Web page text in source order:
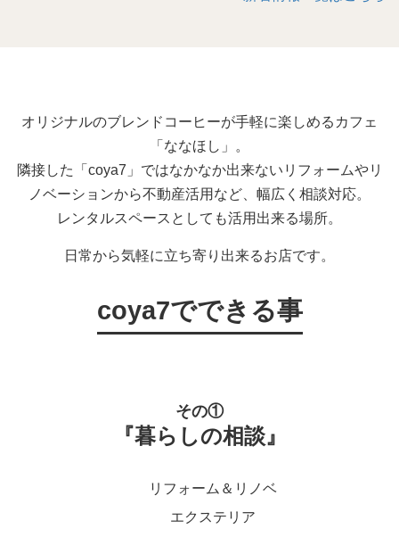
オリジナルのブレンドコーヒーが手軽に楽しめるカフェ
「ななほし」。
隣接した「coya7」ではなかなか出来ないリフォームやリ
ノベーションから不動産活用など、幅広く相談対応。
レンタルスペースとしても活用出来る場所。
日常から気軽に立ち寄り出来るお店です。
coya7でできる事
その①
『暮らしの相談』
リフォーム＆リノベ
エクステリア